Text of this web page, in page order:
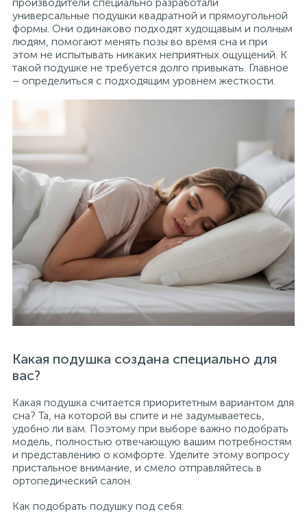
универсальные подушки квадратной и прямоугольной
формы. Они одинаково подходят худощавым и полным
людям, помогают менять позы во время сна и при
этом не испытывать никаких неприятных ощущений. К
такой подушке не требуется долго привыкать. Главное
– определиться с подходящим уровнем жесткости.
Какая подушка создана специально для
вас?
Какая подушка считается приоритетным вариантом для
сна? Та, на которой вы спите и не задумываетесь,
удобно ли вам. Поэтому при выборе важно подобрать
модель, полностью отвечающую вашим потребностям
и представлению о комфорте. Уделите этому вопросу
пристальное внимание, и смело отправляйтесь в
ортопедический салон.
Как подобрать подушку под себя: